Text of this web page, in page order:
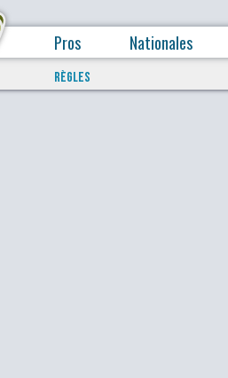
Pros Nationales
RÈGLES